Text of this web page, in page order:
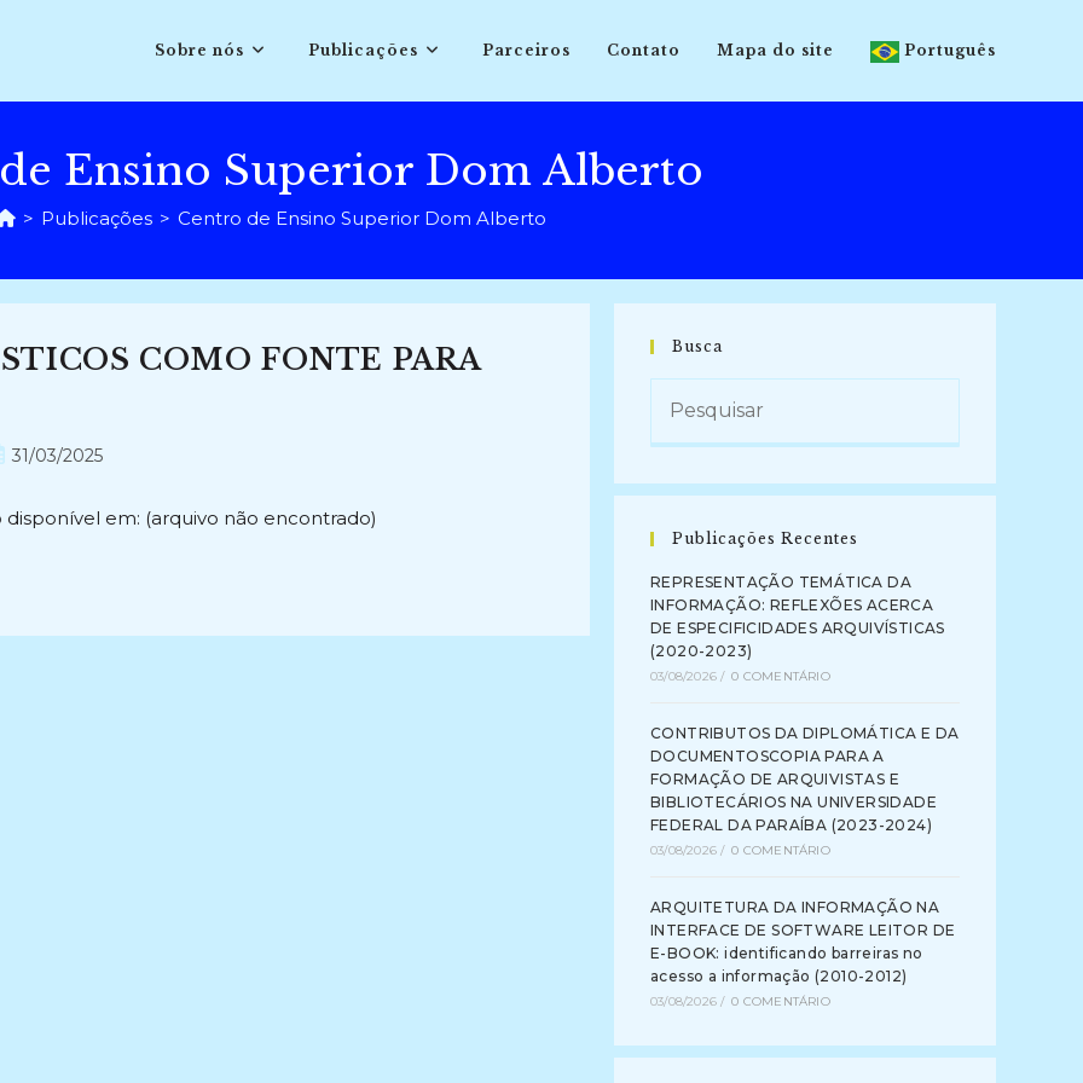
Sobre nós Publicações Parceiros Contato Mapa do site Português
Ensino Superior Dom Alberto
> Publicações > Centro de Ensino Superior Dom Alberto
COMO FONTE PARA
31/03/2025
em: (arquivo não encontrado)
Busca
Publicações Recentes
REPRESENTAÇÃO TEMÁTICA DA
INFORMAÇÃO: REFLEXÕES ACERCA
DE ESPECIFICIDADES ARQUIVÍSTICAS
(2020-2023)
03/08/2026 / 0 COMENTÁRIO
CONTRIBUTOS DA DIPLOMÁTICA E DA
DOCUMENTOSCOPIA PARA A
FORMAÇÃO DE ARQUIVISTAS E
BIBLIOTECÁRIOS NA UNIVERSIDADE
FEDERAL DA PARAÍBA (2023-2024)
03/08/2026 / 0 COMENTÁRIO
ARQUITETURA DA INFORMAÇÃO NA
INTERFACE DE SOFTWARE LEITOR DE
E-BOOK: identificando barreiras no
acesso a informação (2010-2012)
03/08/2026 / 0 COMENTÁRIO